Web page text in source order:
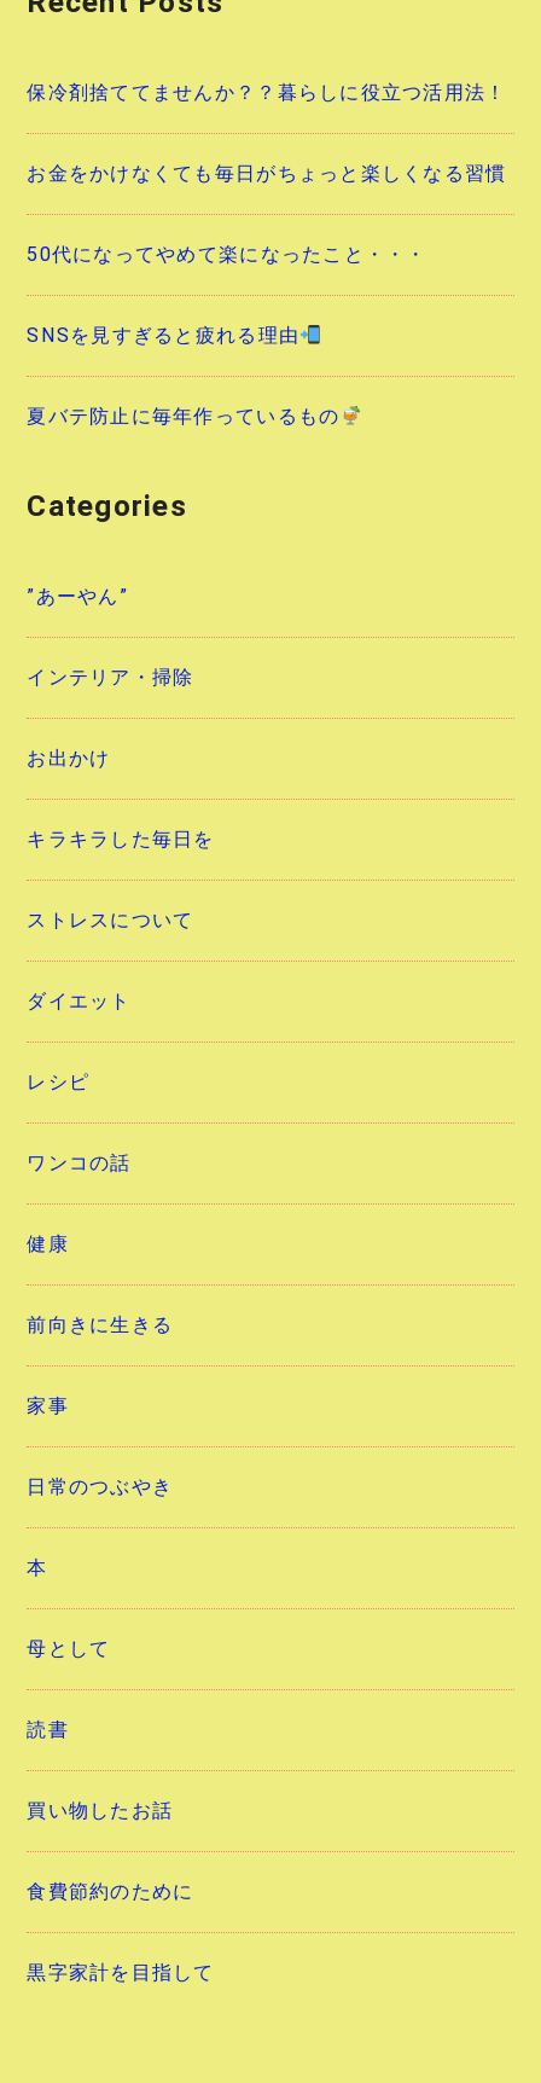
ョ
保冷剤捨ててませんか？？暮らしに役立つ活用法！
お金をかけなくても毎日がちょっと楽しくなる習慣
50代になってやめて楽になったこと・・・
SNSを見すぎると疲れる理由
夏バテ防止に毎年作っているもの
Categories
”あーやん”
インテリア・掃除
お出かけ
キラキラした毎日を
ストレスについて
ダイエット
レシピ
ワンコの話
健康
前向きに生きる
家事
日常のつぶやき
本
母として
読書
買い物したお話
食費節約のために
黒字家計を目指して